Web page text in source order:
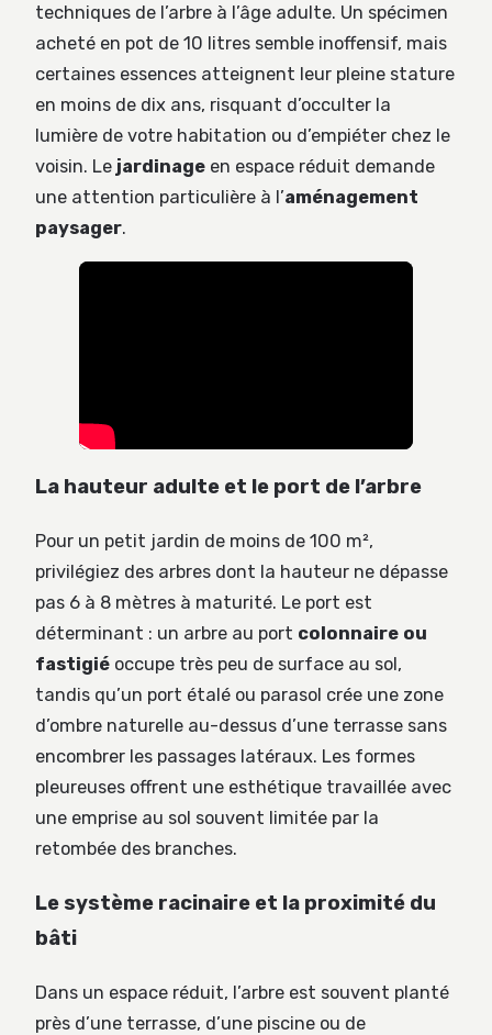
techniques de l’arbre à l’âge adulte. Un spécimen
acheté en pot de 10 litres semble inoffensif, mais
certaines essences atteignent leur pleine stature
en moins de dix ans, risquant d’occulter la
lumière de votre habitation ou d’empiéter chez le
voisin. Le jardinage en espace réduit demande
une attention particulière à l’aménagement
paysager.
La hauteur adulte et le port de l’arbre
Pour un petit jardin de moins de 100 m²,
privilégiez des arbres dont la hauteur ne dépasse
pas 6 à 8 mètres à maturité. Le port est
déterminant : un arbre au port colonnaire ou
fastigié occupe très peu de surface au sol,
tandis qu’un port étalé ou parasol crée une zone
d’ombre naturelle au-dessus d’une terrasse sans
encombrer les passages latéraux. Les formes
pleureuses offrent une esthétique travaillée avec
une emprise au sol souvent limitée par la
retombée des branches.
Le système racinaire et la proximité du
bâti
Dans un espace réduit, l’arbre est souvent planté
près d’une terrasse, d’une piscine ou de